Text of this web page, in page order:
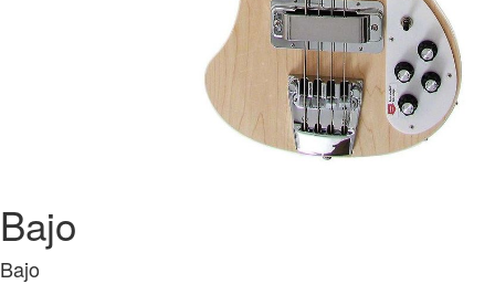
Bajo
Bajo